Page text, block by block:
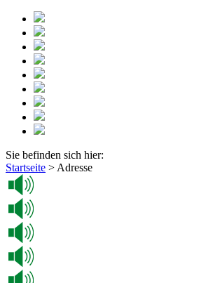
Sie befinden sich hier:
Startseite > Adresse